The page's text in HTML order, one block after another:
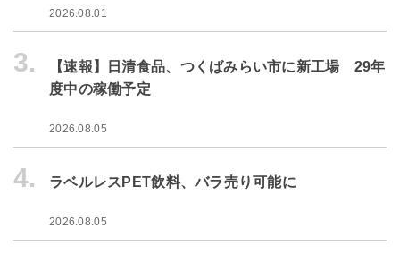
2026.08.01
3.
【速報】日清食品、つくばみらい市に新工場 29年
度中の稼働予定
2026.08.05
4. ラベルレスPET飲料、バラ売り可能に
2026.08.05